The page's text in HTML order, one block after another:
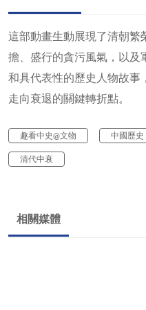
這部動畫生動展現了清朝繁
擔、盛行的貪污風氣，以及
和具代表性的歷史人物故事
走向衰退的關鍵轉折點。
趣看中史@文物 中國歷史
清代中衰
相關媒體